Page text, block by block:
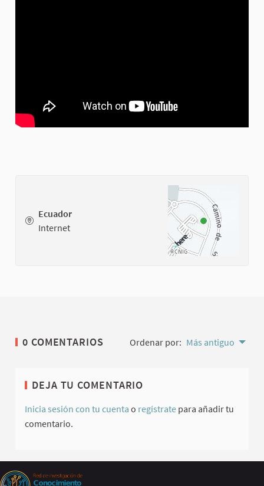
Ecuador
Internet
0 COMENTARIOS Ordenar por: Más antiguo
DEJA TU COMENTARIO
Inicia sesión con tu cuenta o regístrate para añadir tu
comentario.